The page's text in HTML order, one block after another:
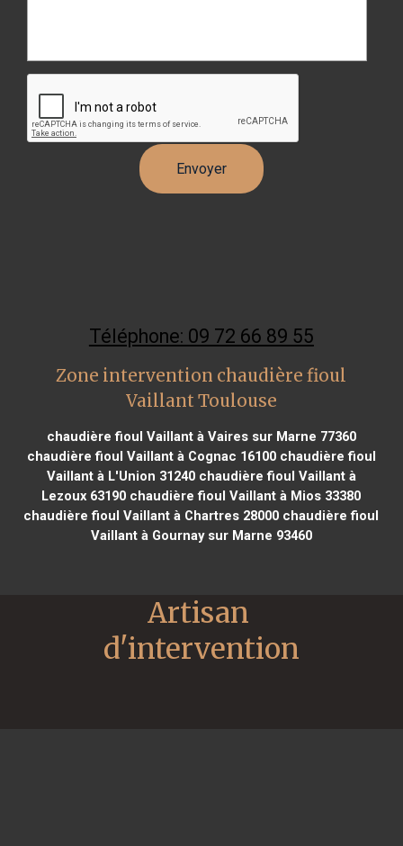
Téléphone: 09 72 66 89 55
Zone intervention chaudière fioul
Vaillant Toulouse
chaudière fioul Vaillant à Vaires sur Marne 77360
chaudière fioul Vaillant à Cognac 16100chaudière fioul
Vaillant à L'Union 31240chaudière fioul Vaillant à
Lezoux 63190 chaudière fioul Vaillant à Mios 33380
chaudière fioul Vaillant à Chartres 28000 chaudière fioul
Vaillant à Gournay sur Marne 93460
Artisan
d'intervention